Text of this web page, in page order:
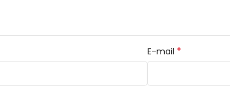
E-mail *